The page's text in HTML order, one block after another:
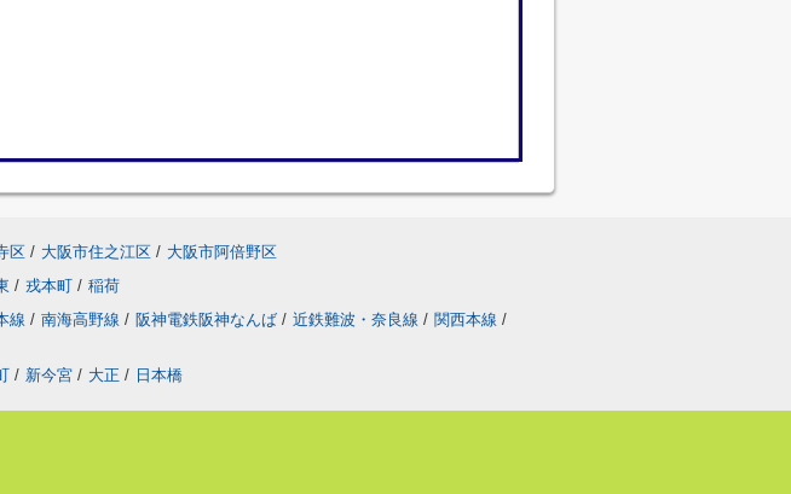
区 / 大阪市住之江区 / 大阪市阿倍野区
/ 戎本町 / 稲荷
線 / 南海高野線 / 阪神電鉄阪神なんば / 近鉄難波・奈良線 / 関西本線 /
/ 新今宮 / 大正 / 日本橋